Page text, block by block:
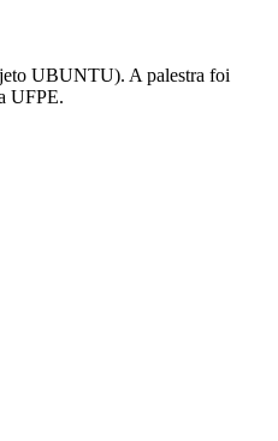
UBUNTU). A palestra foi
UFPE.